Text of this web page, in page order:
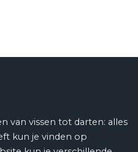
van vissen tot darten: alles
kun je vinden op